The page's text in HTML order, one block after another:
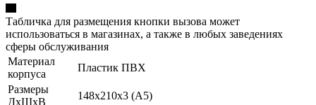
Табличка для размещения кнопки вызова может
использоваться в магазинах, а также в любых заведениях
сферы обслуживания
Материал
корпуса
Пластик ПВХ
Размеры
ДхШхВ
148х210х3 (А5)